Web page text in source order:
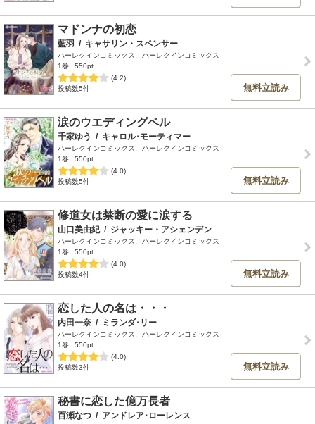
マドンナの初恋
藍羽 / キャサリン・スペンサー
ハーレクインコミックス、ハーレクインコミックス
1巻
550pt
(4.2)
投稿数5件
無料立読み
涙のウエディングベル
千家ゆう / キャロル･モーティマー
ハーレクインコミックス、ハーレクインコミックス
1巻
550pt
(4.0)
投稿数5件
無料立読み
修道女は禁断の愛に涙する
山口美由紀 / ジャッキー・アシェンデン
ハーレクインコミックス、ハーレクインコミックス
1巻
550pt
(4.0)
投稿数4件
無料立読み
恋した人の名は・・・
内田一奈 / ミランダ･リー
ハーレクインコミックス、ハーレクインコミックス
1巻
550pt
(4.0)
投稿数3件
無料立読み
秘書に恋した億万長者
百瀬なつ / アンドレア･ローレンス